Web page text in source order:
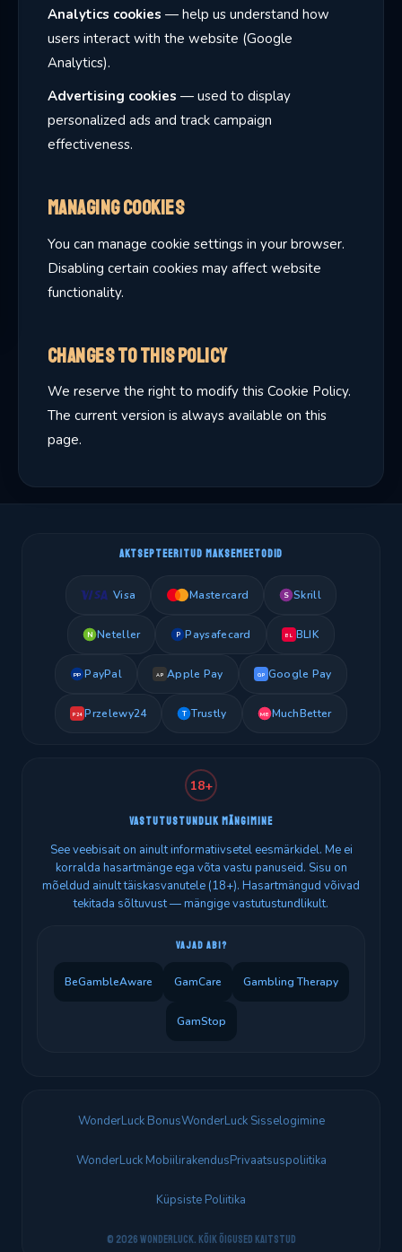
Analytics cookies — help us understand how
users interact with the website (Google
Analytics).
Advertising cookies — used to display
personalized ads and track campaign
effectiveness.
Managing Cookies
You can manage cookie settings in your browser.
Disabling certain cookies may affect website
functionality.
Changes to This Policy
We reserve the right to modify this Cookie Policy.
The current version is always available on this
page.
AKTSEPTEERITUD MAKSEMEETODID
Visa Mastercard S Skrill
N Neteller P Paysafecard BL BLIK
PP PayPal AP Apple Pay GP Google Pay
P24 Przelewy24 T Trustly MB MuchBetter
18+
VASTUTUSTUNDLIK MÄNGIMINE
See veebisait on ainult informatiivsetel eesmärkidel. Me ei
korralda hasartmänge ega võta vastu panuseid. Sisu on
mõeldud ainult täiskasvanutele (18+). Hasartmängud võivad
tekitada sõltuvust — mängige vastutustundlikult.
VAJAD ABI?
BeGambleAware GamCare Gambling Therapy
GamStop
WonderLuck BonusWonderLuck Sisselogimine
WonderLuck MobiilirakendusPrivaatsuspoliitika
Küpsiste Poliitika
© 2026 WonderLuck. Kõik õigused kaitstud